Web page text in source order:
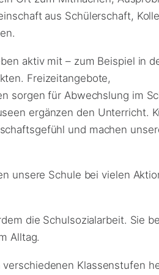
aus Schülerschaft,
aktiv mit – zum Beispiel in
Freizeitangebote,
sorgen für Abwechslung im
ergänzen den Unterricht.
und machen
unsere Schule bei vielen
die Schulsozialarbeit. Sie
Alltag.
Klassenstufen